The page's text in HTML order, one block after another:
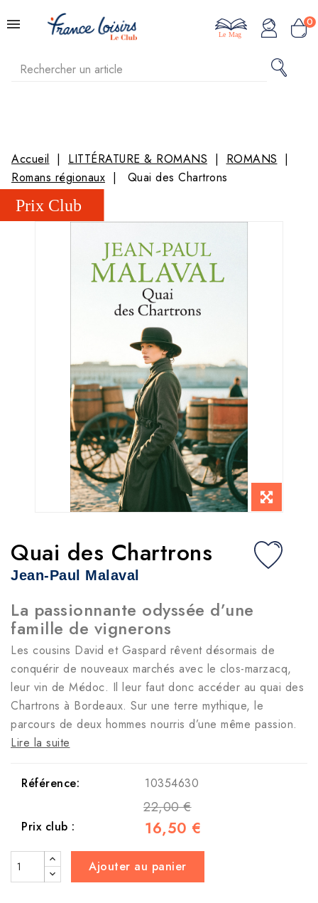
0
Le Mag
Accueil LITTÉRATURE & ROMANS
ROMANS
Romans régionaux
Quai des Chartrons
Quai des Chartrons
Jean-Paul Malaval
La passionnante odyssée d’une
famille de vignerons
Les cousins David et Gaspard rêvent désormais de
conquérir de nouveaux marchés avec le clos-marzacq,
leur vin de Médoc. Il leur faut donc accéder au quai des
Chartrons à Bordeaux. Sur une terre mythique, le
parcours de deux hommes nourris d’une même passion.
Lire la suite
Référence: 10354630
22,00 €
Prix club : 16,50 €
Ajouter au panier